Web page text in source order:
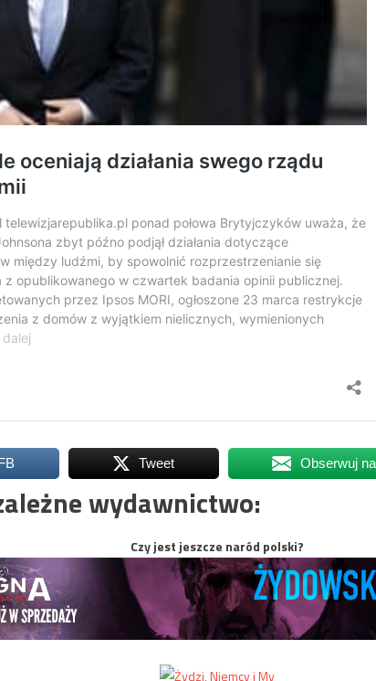
Tweet Obserwuj
wydawnictwo:
Czy jest jeszcze naród polski?